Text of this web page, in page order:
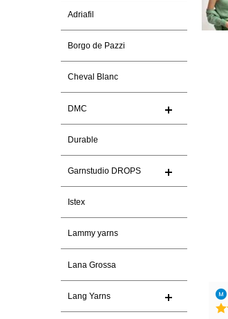
Adriafil
Borgo de Pazzi
Cheval Blanc
DMC
Durable
Garnstudio DROPS
Istex
Lammy yarns
Lana Grossa
Lang Yarns 30-7-2026
Christel Vanderlinden